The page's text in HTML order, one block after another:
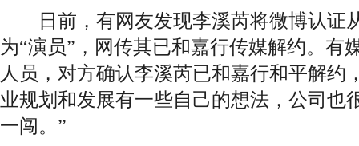
日前，有网友发现李溪芮将微博认证
为“演员”，网传其已和嘉行传媒解约。有
人员，对方确认李溪芮已和嘉行和平解约
业规划和发展有一些自己的想法，公司也
一闯。”